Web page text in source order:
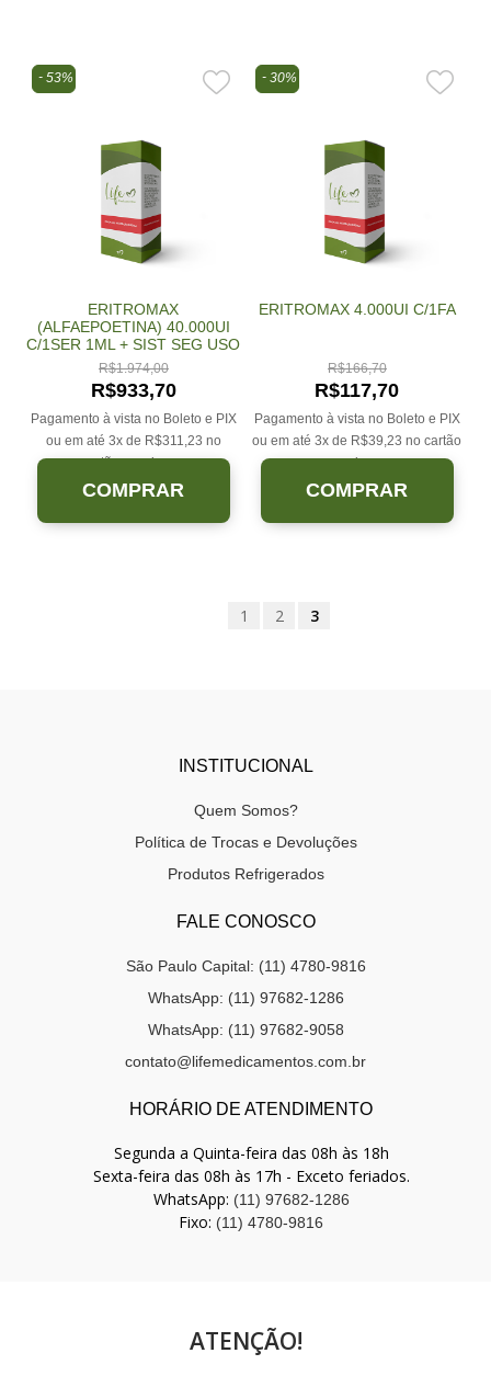
53%
ERITROMAX
(ALFAEPOETINA) 40.000UI
C/1SER 1ML + SIST SEG USO
SUB
R$1.974,00
R$933,70
Pagamento à vista no Boleto e PIX
ou em até 3x de R$311,23 no
cartão sem juros.
COMPRAR
30%
ERITROMAX 4.000UI C/1FA
R$166,70
R$117,70
Pagamento à vista no Boleto e PIX
ou em até 3x de R$39,23 no cartão
sem juros.
COMPRAR
1 2 3
INSTITUCIONAL
Quem Somos?
Política de Trocas e Devoluções
Produtos Refrigerados
FALE CONOSCO
São Paulo Capital: (11) 4780-9816
WhatsApp: (11) 97682-1286
WhatsApp: (11) 97682-9058
contato@lifemedicamentos.com.br
HORÁRIO DE ATENDIMENTO
Segunda a Quinta-feira das 08h às 18h
Sexta-feira das 08h às 17h - Exceto feriados.
WhatsApp: (11) 97682-1286
Fixo: (11) 4780-9816
ATENÇÃO!